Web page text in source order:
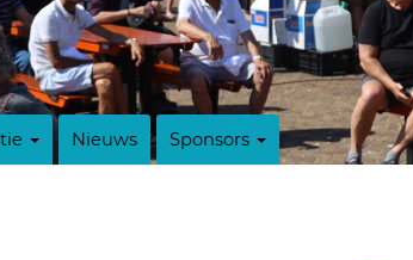
Nieuws Sponsors